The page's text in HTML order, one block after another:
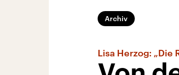
Archiv
Lisa Herzog: „Die